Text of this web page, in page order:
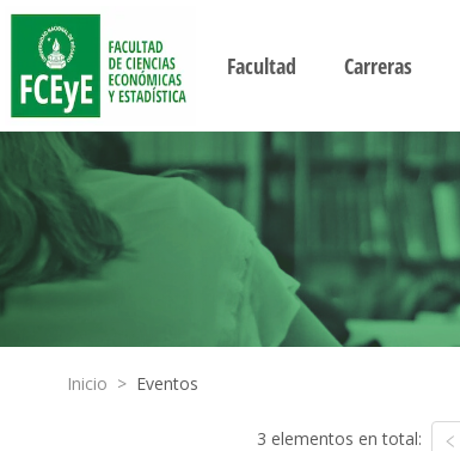
Facultad Carreras
Inicio > Eventos
3 elementos en total: